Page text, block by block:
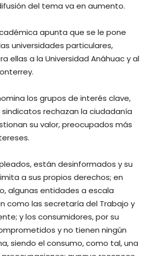
del tema va en aumento.
apunta que se le pone
universidades particulares,
ellas a la Universidad Anáhuac y al
los grupos de interés clave,
rechazan la ciudadanía
su valor, preocupados más
están desinformados y su
a sus propios derechos; en
algunas entidades a escala
como las secretaría del Trabajo y
y los consumidores, por su
y no tienen ningún
siendo el consumo, como tal, una